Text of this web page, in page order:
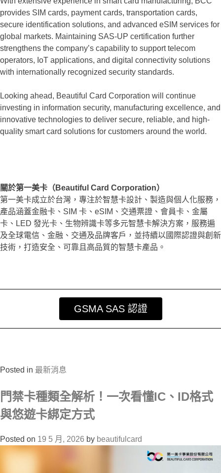
provides SIM cards, payment cards, transportation cards,
secure identification solutions, and advanced eSIM services for
global markets. Maintaining SAS-UP certification further
strengthens the company’s capability to support telecom
operators, IoT applications, and digital connectivity solutions
with internationally recognized security standards.
Looking ahead, Beautiful Card Corporation will continue
investing in information security, manufacturing excellence, and
innovative technologies to deliver secure, reliable, and high-
quality smart card solutions for customers around the world.
關於第一美卡（Beautiful Card Corporation）
第一美卡成立於台灣，專注於智慧卡設計、製造與個人化服務，
產品涵蓋金融卡、SIM 卡、eSIM、交通票證、會員卡、金屬
卡、LED 發光卡、生物辨識卡等多元智慧卡解決方案，服務遍
及全球電信、金融、交通及品牌客戶，並持續以國際認證與創新
技術，打造安全、可靠且高品質的智慧卡產品。
GSMA SAS 認證
Posted in 最新消息
門禁卡種類全解析！一次看懂IC、ID格式
與悠遊卡綁定方式
Posted on 19 5 月, 2026 by beautifulcard